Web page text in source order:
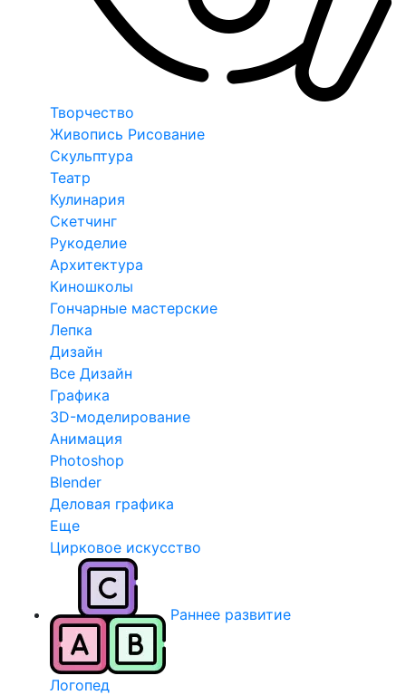
Творчество
Живопись Рисование
Скульптура
Театр
Кулинария
Скетчинг
Рукоделие
Архитектура
Киношколы
Гончарные мастерские
Лепка
Дизайн
Все Дизайн
Графика
3D-моделирование
Анимация
Photoshop
Blender
Деловая графика
Еще
Цирковое искусство
Раннее развитие
Логопед